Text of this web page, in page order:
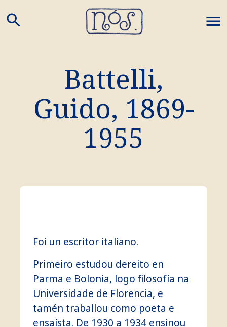
search
Battelli,
Guido, 1869-
1955
Foi un escritor italiano.
Primeiro estudou dereito en
Parma e Bolonia, logo filosofía na
Universidade de Florencia, e
tamén traballou como poeta e
ensaísta. De 1930 a 1934 ensinou